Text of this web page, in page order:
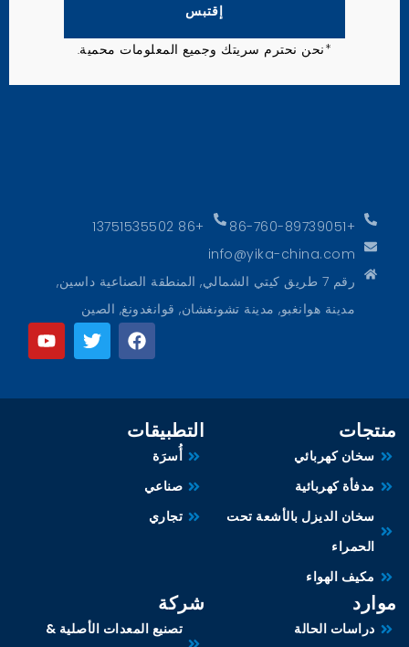
+86-760-89739051
+86 13751535502
info@yika-china.com
رقم 7 طريق كيتي الشمالي, المنطقة الصناعية داسين,
مدينة هوانغبو, مدينة تشونغشان, قوانغدونغ, الصين
إقتبس
*نحن نحترم سريتك وجميع المعلومات محمية.
منتجات
سخان كهربائي
مدفأة كهربائية
سخان الديزل بالأشعة تحت
الحمراء
مكيف الهواء
التطبيقات
أُسرَة
صناعي
تجاري
موارد
دراسات الحالة
شركة
تصنيع المعدات الأصلية &